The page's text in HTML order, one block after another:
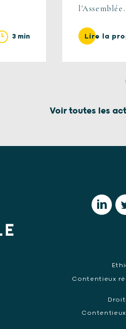
3 min Lire la
Voir toutes les
Contentieux